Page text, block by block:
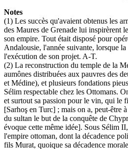
Notes
(1) Les succès qu'avaient obtenus les
des Maures de Grenade lui inspirèrent
son empire. Tout était disposé pour
Andalousie, l'année suivante, lorsque
l'exécution de son projet. A-T.
(2) La reconstruction du temple de la
aumônes distribuées aux pauvres des
et Médine), et plusieurs fondations
Sélim respectable chez les Ottomans.
et surtout sa passion pour le vin, qui le
[Sarhoş en Turc] ; mais on a, peut-être
du sultan le but de la conquête de
évoque cette même idée]. Sous Sélim
l'empire ottoman, dont la décadence
fils Murat, quoique sa décadence